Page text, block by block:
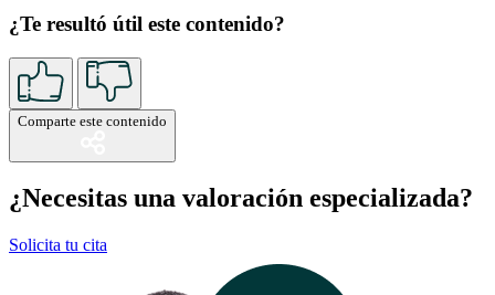
¿Te resultó útil este contenido?
Comparte este contenido
¿Necesitas una valoración especializada?
Solicita tu cita